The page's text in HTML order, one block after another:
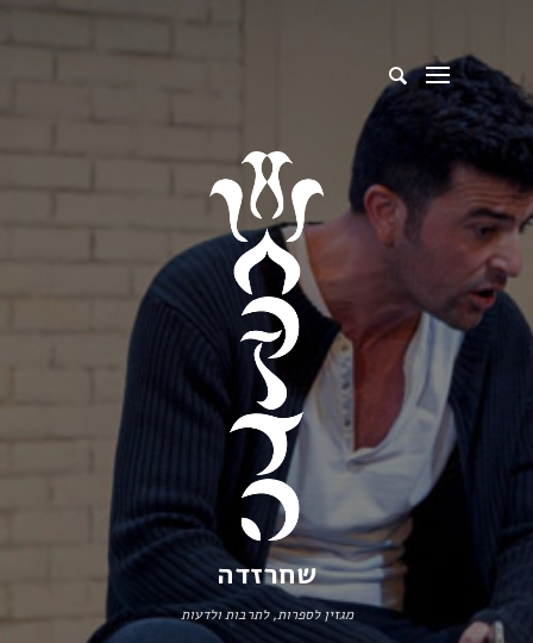
שחרזדה
מגזין לספרות, לתרבות ולדעות